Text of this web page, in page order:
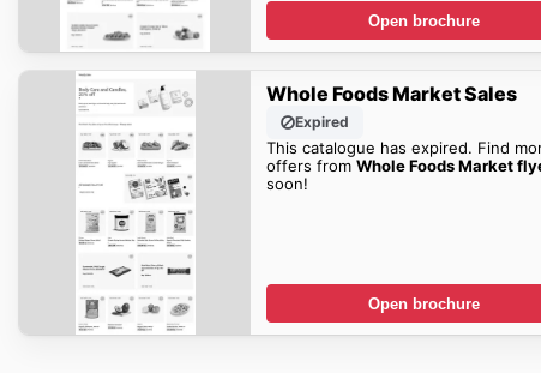
Open brochure
Whole Foods Market Sales
Expired
This catalogue has expired. Find
offers from Whole Foods Market
soon!
Open brochure